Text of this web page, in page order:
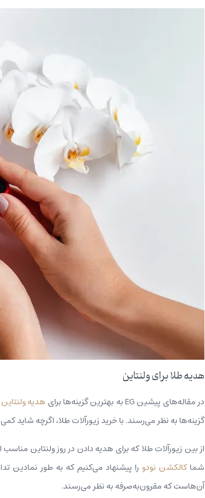
هدیه طلا برای ولنتاین
در مقاله‌های پیشین EG به بهترین گزینه‌ها برای هدیه ولنتاین
گزینه‌ها به نظر می‌رسند. با خرید زیورآلات طلا، اگرچه شاید
از بین زیورآلات طلا که برای هدیه دادن در روز ولنتاین
شماکالکشن نودو را پیشنهاد می‌کنیم که به طور نمادین
آن‌هاست که مقرون‌به‌صرفه به نظر می‌رسند.